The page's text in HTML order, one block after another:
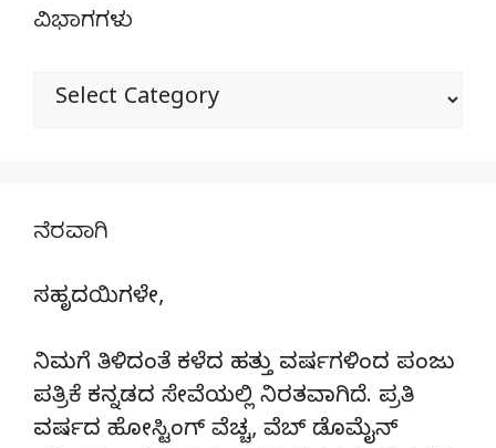
ವಿಭಾಗಗಳು
ವಿಭಾಗಗಳು
ನೆರವಾಗಿ
ಸಹೃದಯಿಗಳೇ,
ನಿಮಗೆ ತಿಳಿದಂತೆ ಕಳೆದ ಹತ್ತು ವರ್ಷಗಳಿಂದ ಪಂಜು
ಪತ್ರಿಕೆ ಕನ್ನಡದ ಸೇವೆಯಲ್ಲಿ ನಿರತವಾಗಿದೆ. ಪ್ರತಿ
ವರ್ಷದ ಹೋಸ್ಟಿಂಗ್‌ ವೆಚ್ಚ, ವೆಬ್‌ ಡೊಮೈನ್‌